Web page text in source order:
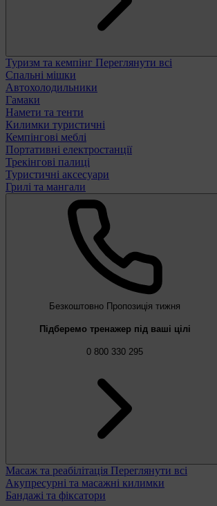
Туризм та кемпінг Переглянути всі
Спальні мішки
Автохолодильники
Гамаки
Намети та тенти
Килимки туристичні
Кемпінгові меблі
Портативні електростанції
Трекінгові палиці
Туристичні аксесуари
Грилі та мангали
Безкоштовно Пропозиція тижня
Підберемо тренажер під ваші цілі
0 800 330 295
Масаж та реабілітація Переглянути всі
Акупресурні та масажні килимки
Бандажі та фіксатори